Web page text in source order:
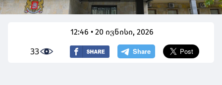
12:46 • 20 ივნისი, 2026
33